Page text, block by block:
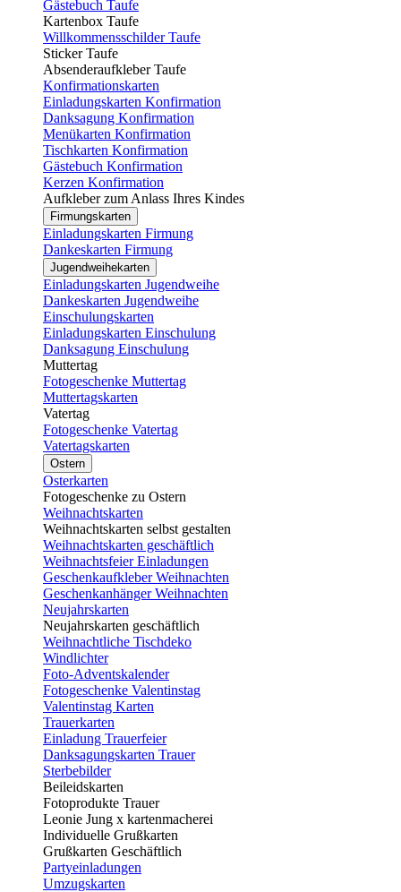
Gästebuch Taufe
Kartenbox Taufe
Willkommensschilder Taufe
Sticker Taufe
Absenderaufkleber Taufe
Konfirmationskarten
Einladungskarten Konfirmation
Danksagung Konfirmation
Menükarten Konfirmation
Tischkarten Konfirmation
Gästebuch Konfirmation
Kerzen Konfirmation
Aufkleber zum Anlass Ihres Kindes
Firmungskarten
Einladungskarten Firmung
Dankeskarten Firmung
Jugendweihekarten
Einladungskarten Jugendweihe
Dankeskarten Jugendweihe
Einschulungskarten
Einladungskarten Einschulung
Danksagung Einschulung
Muttertag
Fotogeschenke Muttertag
Muttertagskarten
Vatertag
Fotogeschenke Vatertag
Vatertagskarten
Ostern
Osterkarten
Fotogeschenke zu Ostern
Weihnachtskarten
Weihnachtskarten selbst gestalten
Weihnachtskarten geschäftlich
Weihnachtsfeier Einladungen
Geschenkaufkleber Weihnachten
Geschenkanhänger Weihnachten
Neujahrskarten
Neujahrskarten geschäftlich
Weihnachtliche Tischdeko
Windlichter
Foto-Adventskalender
Fotogeschenke Valentinstag
Valentinstag Karten
Trauerkarten
Einladung Trauerfeier
Danksagungskarten Trauer
Sterbebilder
Beileidskarten
Fotoprodukte Trauer
Leonie Jung x kartenmacherei
Individuelle Grußkarten
Grußkarten Geschäftlich
Partyeinladungen
Umzugskarten